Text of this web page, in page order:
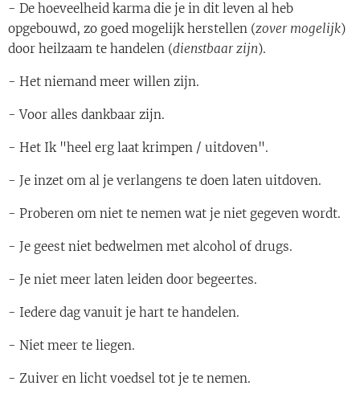
- De hoeveelheid karma die je in dit leven al heb
opgebouwd, zo goed mogelijk herstellen (zover mogelijk)
door heilzaam te handelen (dienstbaar zijn).
- Het niemand meer willen zijn.
- Voor alles dankbaar zijn.
- Het Ik "heel erg laat krimpen / uitdoven".
- Je inzet om al je verlangens te doen laten uitdoven.
- Proberen om niet te nemen wat je niet gegeven wordt.
- Je geest niet bedwelmen met alcohol of drugs.
- Je niet meer laten leiden door begeertes.
- Iedere dag vanuit je hart te handelen.
- Niet meer te liegen.
- Zuiver en licht voedsel tot je te nemen.